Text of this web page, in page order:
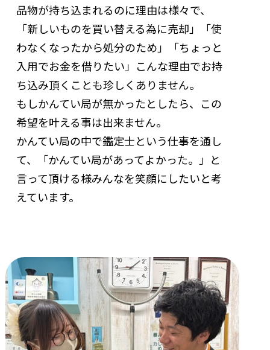
品物が持ち込まれるのに理由は様々で、
「新しいものを買い替える為に売却」「使
わなくなったから処分のため」「ちょっと
入用でお金を借りたい」こんな理由でお持
ち込み頂くことも珍しくありません。
もしかんてい局が無かったとしたら、この
希望を叶える事は出来ません。
かんてい局の中で鑑定士という仕事を通し
て、「かんてい局があってよかった。」と
言って頂ける様みんなを笑顔にしたいと考
えています。